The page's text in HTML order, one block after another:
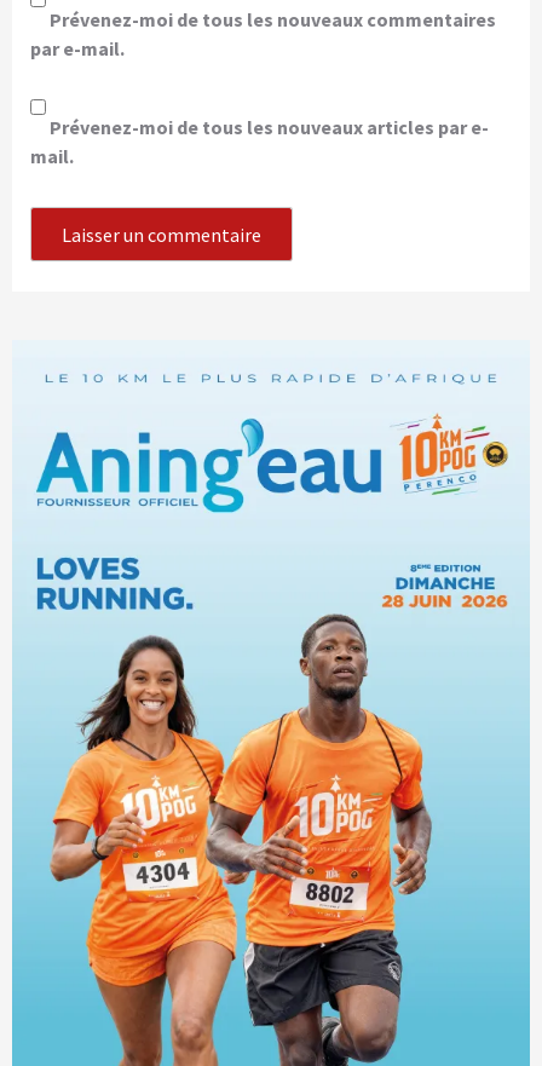
Prévenez-moi de tous les nouveaux commentaires
par e-mail.
Prévenez-moi de tous les nouveaux articles par e-
mail.